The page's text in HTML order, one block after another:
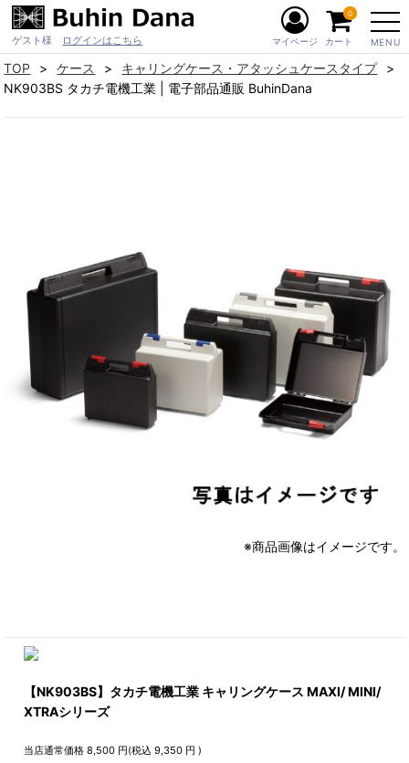
ゲスト様 ログインはこちら MENU
マイページ カート
0
TOP ケース
キャリングケース・アタッシュケースタイプ
NK903BS タカチ電機工業 | 電子部品通販 BuhinDana
※商品画像はイメージです。
【NK903BS】タカチ電機工業 キャリングケース MAXI/ MINI/
XTRAシリーズ
当店通常価格 8,500 円(税込9,350 円 )